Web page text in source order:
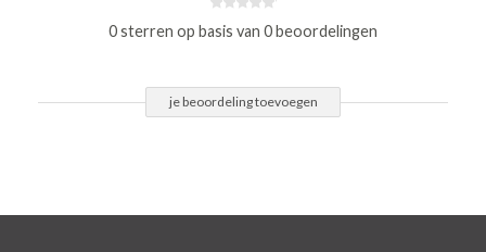
0 sterren op basis van 0 beoordelingen
je beoordeling toevoegen